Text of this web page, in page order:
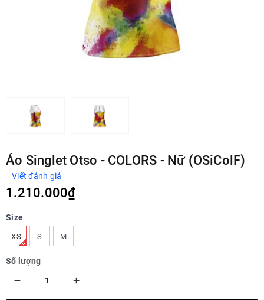
Áo Singlet Otso - COLORS - Nữ (OSiColF)
Viết đánh giá
1.210.000₫
Size
XS S M
Số lượng
– +